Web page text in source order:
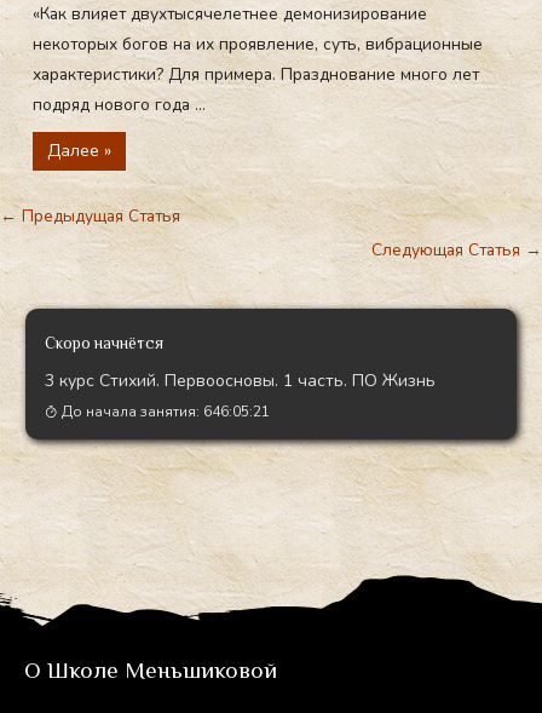
«Как влияет двухтысячелетнее демонизирование
некоторых богов на их проявление, суть, вибрационные
характеристики? Для примера. Празднование много лет
подряд нового года ...
Далее »
←Предыдущая Статья
Следующая Статья→
Скоро начнётся
3 курс Стихий. Первоосновы. 1 часть. ПО Жизнь
До начала занятия: 646:05:19
О Школе Меньшиковой